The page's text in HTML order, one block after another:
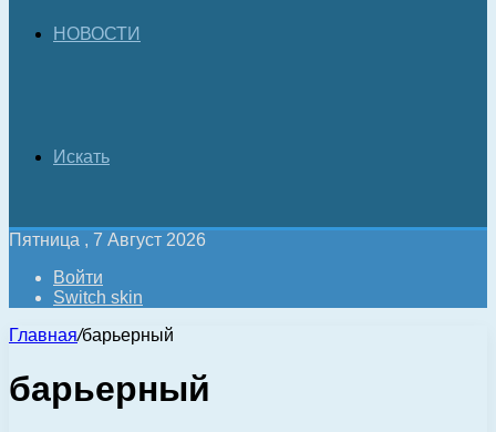
НОВОСТИ
Искать
Пятница , 7 Август 2026
Войти
Switch skin
Главная/барьерный
барьерный